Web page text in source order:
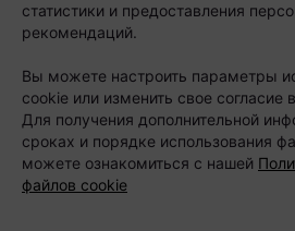
Автор:relax.by, 07.08.2026
8 и 9 августа на берегу
в парке Lakeside Park
состоится Pets Fest —
посвященный владельцам
статистики и предоставления
рекомендаций.
Вы можете настроить параметры
cookie или изменить свое согласие
Для получения дополнительной
сроках и порядке использования
можете ознакомиться с нашей
файлов cookie